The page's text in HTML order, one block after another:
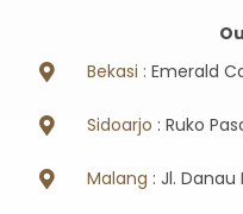
Bekasi : Emerald
Sidoarjo : Ruko
Malang : Jl.